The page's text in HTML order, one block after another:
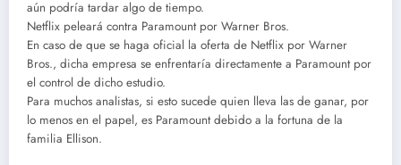
aún podría tardar algo de tiempo.
Netflix peleará contra Paramount por Warner Bros.
En caso de que se haga oficial la oferta de Netflix por Warner
Bros., dicha empresa se enfrentaría directamente a Paramount por
el control de dicho estudio.
Para muchos analistas, si esto sucede quien lleva las de ganar, por
lo menos en el papel, es Paramount debido a la fortuna de la
familia Ellison.